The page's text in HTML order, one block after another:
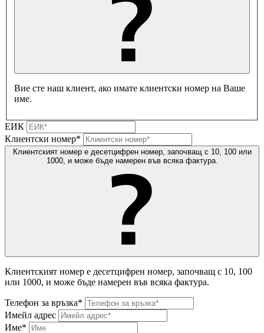
Вие сте наш клиент, ако имате клиентски номер на Ваше
име.
ЕИК
Клиентски номер*
Клиентският номер е десетцифрен номер, започващ с 10, 100 или
1000, и може бъде намерен във всяка фактура.
Клиентският номер е десетцифрен номер, започващ с 10, 100
или 1000, и може бъде намерен във всяка фактура.
Телефон за връзка*
Имейл адрес
Име*